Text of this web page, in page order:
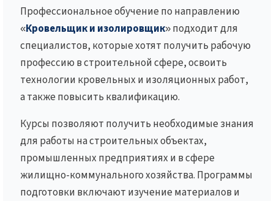
Профессиональное обучение по направлению
«Кровельщик и изолировщик» подходит для
специалистов, которые хотят получить рабочую
профессию в строительной сфере, освоить
технологии кровельных и изоляционных работ,
а также повысить квалификацию.
Курсы позволяют получить необходимые знания
для работы на строительных объектах,
промышленных предприятиях и в сфере
жилищно-коммунального хозяйства. Программы
подготовки включают изучение материалов и